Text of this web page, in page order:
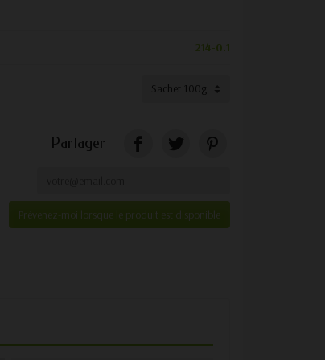
214-0.1
Partager
Prévenez-moi lorsque le produit est disponible